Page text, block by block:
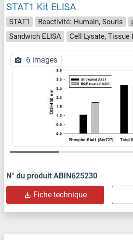
STAT1 Kit ELISA
STAT1 Reactivité: Humain, Souris
Sandwich ELISA
Cell Lysate, Tissue
6 images
N° du produit ABIN625230
Fiche technique